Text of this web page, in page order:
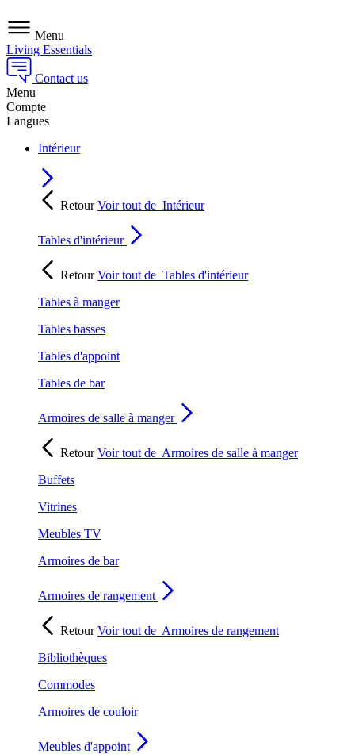
Menu
Living Essentials
Contact us
Menu
Compte
Langues
Intérieur
RetourVoir tout de Intérieur
Tables d'intérieur
RetourVoir tout de Tables d'intérieur
Tables à manger
Tables basses
Tables d'appoint
Tables de bar
Armoires de salle à manger
RetourVoir tout de Armoires de salle à manger
Buffets
Vitrines
Meubles TV
Armoires de bar
Armoires de rangement
RetourVoir tout de Armoires de rangement
Bibliothèques
Commodes
Armoires de couloir
Meubles d'appoint